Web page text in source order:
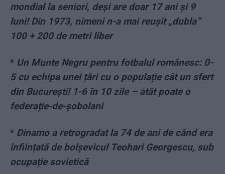
mondial la seniori, deși are doar 17 ani și 9
luni! Din 1973, nimeni n-a mai reușit „dubla”
100 + 200 de metri liber
* Un Munte Negru pentru fotbalul românesc: 0-
5 cu echipa unei țări cu o populație cât un sfert
din București! 1-6 în 10 zile – atât poate o
federație-de-șobolani
* Dinamo a retrogradat la 74 de ani de când era
înființată de bolșevicul Teohari Georgescu, sub
ocupație sovietică